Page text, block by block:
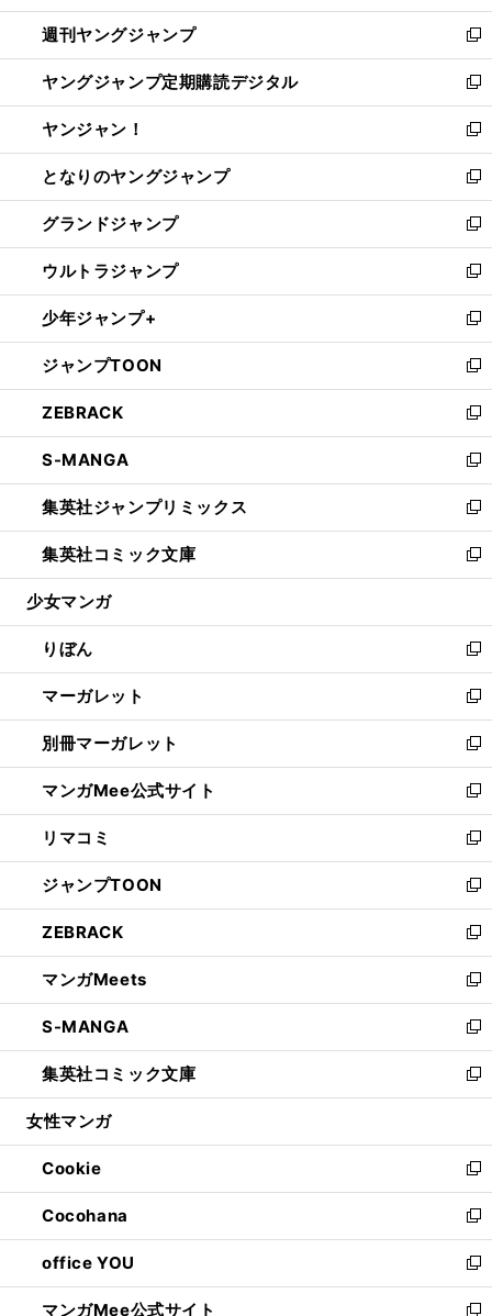
開
く
ウ
で
開
く
ン
ド
ウ
で
開
く
ウ
ィ
ン
ド
ウ
で
開
く
週刊ヤングジャンプ
新
し
い
ウ
ィ
ン
ド
ウ
で
開
く
ヤングジャンプ定期購読デジタル
新
し
い
ウ
ィ
ン
ド
ウ
で
開
く
ヤンジャン！
新
し
い
ウ
ィ
ン
ド
ウ
で
開
く
となりのヤングジャンプ
新
し
い
ウ
ィ
ン
ド
ウ
で
開
く
グランドジャンプ
新
し
い
ウ
ィ
ン
ド
ウ
で
開
く
ウルトラジャンプ
新
し
い
ウ
ィ
ン
ド
ウ
で
開
く
少年ジャンプ+
新
し
い
ウ
ィ
ン
ド
ウ
で
開
く
ジャンプTOON
新
し
い
ウ
ィ
ン
ド
ウ
で
開
ZEBRACK
新
し
い
ウ
ィ
ン
ド
ウ
開
く
S-MANGA
新
し
い
ウ
ィ
ン
ウ
で
開
く
集英社ジャンプリミックス
新
し
い
ウ
ン
ド
ウ
で
開
く
集英社コミック文庫
新
し
ウ
ィ
ン
ド
ウ
で
開
く
少女マンガ
りぼん
新
し
い
ウ
ィ
ン
ド
ウ
で
開
く
マーガレット
新
し
い
ウ
ィ
ン
ド
ウ
で
開
く
別冊マーガレット
新
し
い
ウ
ィ
ン
ド
ウ
で
開
く
マンガMee公式サイト
新
し
い
ウ
ィ
ン
ド
ウ
で
開
く
リマコミ
新
し
い
ウ
ィ
ン
ド
ウ
で
開
く
ジャンプTOON
新
し
い
ウ
ィ
ン
ド
ウ
で
開
ZEBRACK
新
し
い
ウ
ィ
ン
ド
ウ
開
く
マンガMeets
新
し
い
ウ
ィ
ン
ウ
で
開
く
S-MANGA
新
し
い
ウ
ン
ド
ウ
で
開
く
集英社コミック文庫
新
し
ウ
ィ
ン
ド
ウ
で
開
く
女性マンガ
Cookie
新
し
い
ウ
ィ
ン
ド
Cocohana
新
し
い
ウ
office YOU
新
し
マンガMee公式サイト